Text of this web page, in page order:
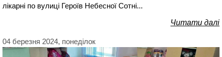
лікарні по вулиці Героїв Небесної Сотні...
Читати далі
04 березня 2024, понеділок